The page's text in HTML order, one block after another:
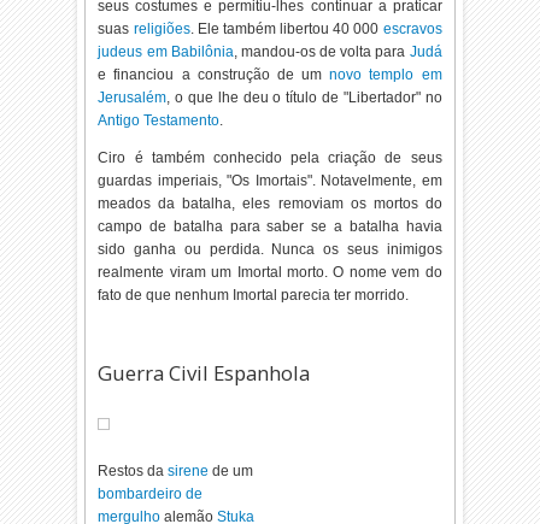
seus costumes e permitiu-lhes continuar a praticar
suas religiões. Ele também libertou 40 000 escravos
judeus em Babilônia, mandou-os de volta para Judá
e financiou a construção de umnovo templo em
Jerusalém, o que lhe deu o título de "Libertador" no
Antigo Testamento.
Ciro é também conhecido pela criação de seus
guardas imperiais, "Os Imortais". Notavelmente, em
meados da batalha, eles removiam os mortos do
campo de batalha para saber se a batalha havia
sido ganha ou perdida. Nunca os seus inimigos
realmente viram um Imortal morto. O nome vem do
fato de que nenhum Imortal parecia ter morrido.
Guerra Civil Espanhola
Restos dasirene de um
bombardeiro de
mergulho alemãoStuka